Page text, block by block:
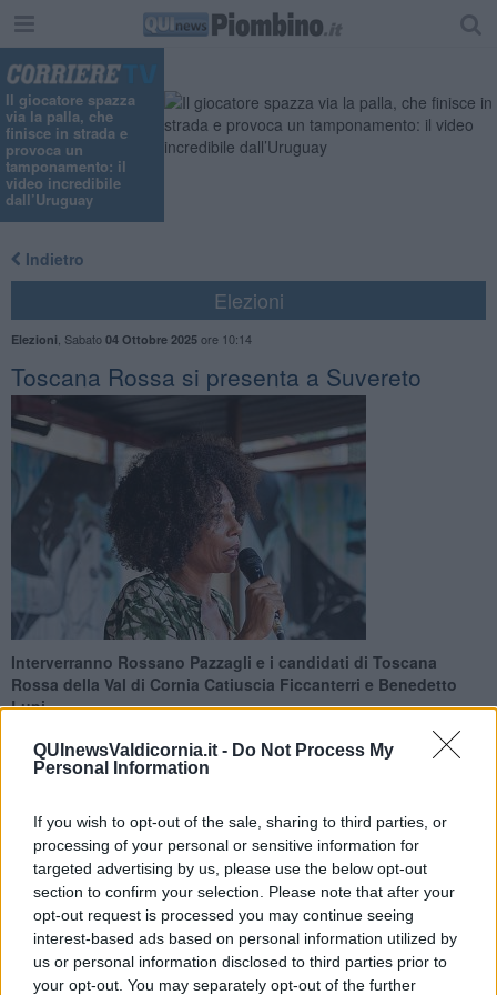
QUInewsValdicornia.it - Do Not Process My
Personal Information
If you wish to opt-out of the sale, sharing to third parties, or
processing of your personal or sensitive information for
targeted advertising by us, please use the below opt-out
section to confirm your selection. Please note that after your
opt-out request is processed you may continue seeing
interest-based ads based on personal information utilized by
us or personal information disclosed to third parties prior to
your opt-out. You may separately opt-out of the further
Il giocatore spazza
via la palla, che
finisce in strada e
provoca un
tamponamento: il
video incredibile
dall’Uruguay
Indietro
Elezioni
Elezioni Sabato 04 Ottobre 2025ore 10:14
Toscana Rossa si presenta a Suvereto
Interverranno Rossano Pazzagli e i candidati di Toscana
Rossa della Val di Cornia Catiuscia Ficcanterri e Benedetto
Lupi
SUVERETO —Domenica 5 Ottobre a Suvereto alle 18 nella sala
del Ghibellino si terrà una iniziativa di presentazione organizzata da
Toscana Rossa a sostegno della candidata presidente Antonella
Bundu
L'iniziativa è organizzata dal coordinamento Val di Cornia-Elba.
Interverranno Rossano Pazzagli (Suvereto), Catiuscia Ficcanterri